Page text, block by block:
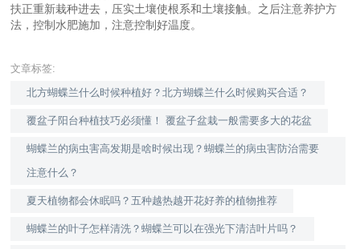
扶正重新栽种进去，压实土壤使根系和土壤接触。之后注意养护方
法，控制水肥施加，注意控制好温度。
文章标签:
北方蝴蝶兰什么时候种植好？北方蝴蝶兰什么时候购买合适？
覆盆子阳台种植技巧必须懂！ 覆盆子盆栽一般需要多大的花盆
蝴蝶兰的病虫害高发期是啥时候出现？蝴蝶兰的病虫害防治需要
注意什么？
夏天植物都会休眠吗？五种越热越开花好养的植物推荐
蝴蝶兰的叶子怎样清洗？蝴蝶兰可以在强光下清洁叶片吗？